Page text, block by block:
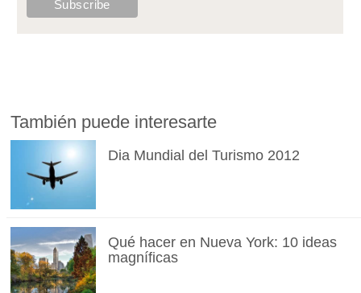
También puede interesarte
Dia Mundial del Turismo 2012
Qué hacer en Nueva York: 10 ideas
magníficas